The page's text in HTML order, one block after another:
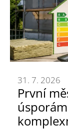
První
31. 7. 2026